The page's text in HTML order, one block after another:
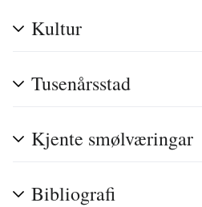
Kultur
Tusenårsstad
Kjente smølværingar
Bibliografi